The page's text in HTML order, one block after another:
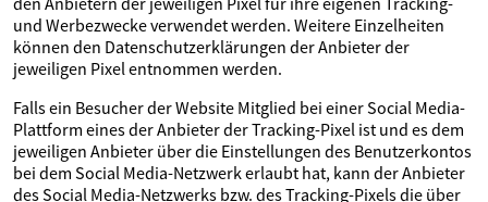
und Werbezwecke verwendet werden. Weitere Einzelheiten
können den Datenschutzerklärungen der Anbieter der
jeweiligen Pixel entnommen werden.
Falls ein Besucher der Website Mitglied bei einer Social Media-
Plattform eines der Anbieter der Tracking-Pixel ist und es dem
jeweiligen Anbieter über die Einstellungen des Benutzerkontos
bei dem Social Media-Netzwerk erlaubt hat, kann der Anbieter
des Social Media-Netzwerks bzw. des Tracking-Pixels die über